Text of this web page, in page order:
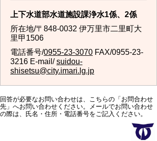
上下水道部水道施設課浄水1係、2係
所在地/〒848-0032 伊万里市二里町大
里甲1506
電話番号/0955-23-3070 FAX/0955-23-
3216 E-mail/suidou-
shisetsu@city.imari.lg.jp
回答が必要なお問い合わせは、こちらの「お問合わせ
先」へお問い合わせください。メールでお問い合わせ
の際は、氏名・住所・電話番号をご記入ください。